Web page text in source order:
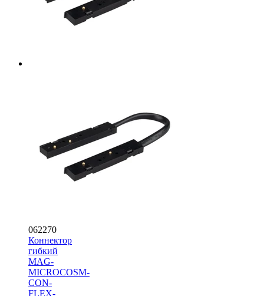
062270
Коннектор
гибкий
MAG-
MICROCOSM-
CON-
FLEX-